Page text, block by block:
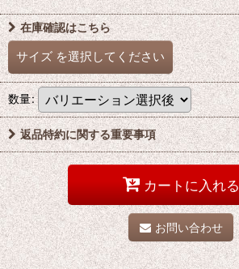
在庫確認はこちら
サイズ を選択してください
数量:
返品特約に関する重要事項
カートに入れる
お問い合わせ